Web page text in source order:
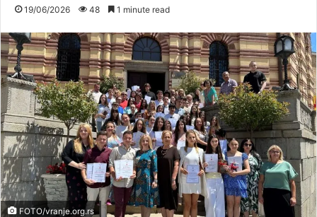
19/06/2026 48 1 minute read
FOTO/vranje.org.rs